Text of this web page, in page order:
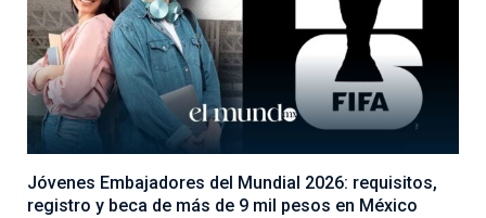
Jóvenes Embajadores del Mundial 2026: requisitos,
registro y beca de más de 9 mil pesos en México